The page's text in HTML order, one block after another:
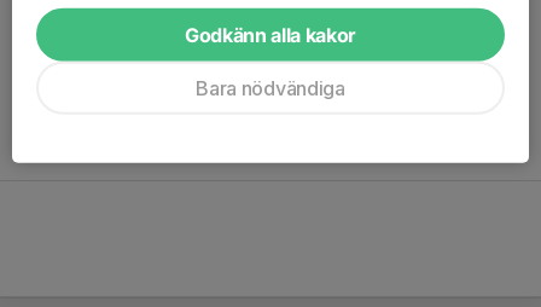
Sedan dess är fortsatt Surte BKs fokus att bli en stabil förening
med många aktiva medlemmar och med ett brett stöd från Ale
kommuns invånare i ryggen.
Godkänn alla kakor
Bara nödvändiga